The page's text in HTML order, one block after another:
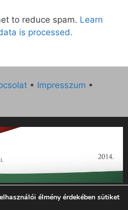
to reduce spam. Learn
is processed.
• Impresszum •
2014. évi működésének
14-P-0121 sz. támogatási
élmény érdekében sütiket